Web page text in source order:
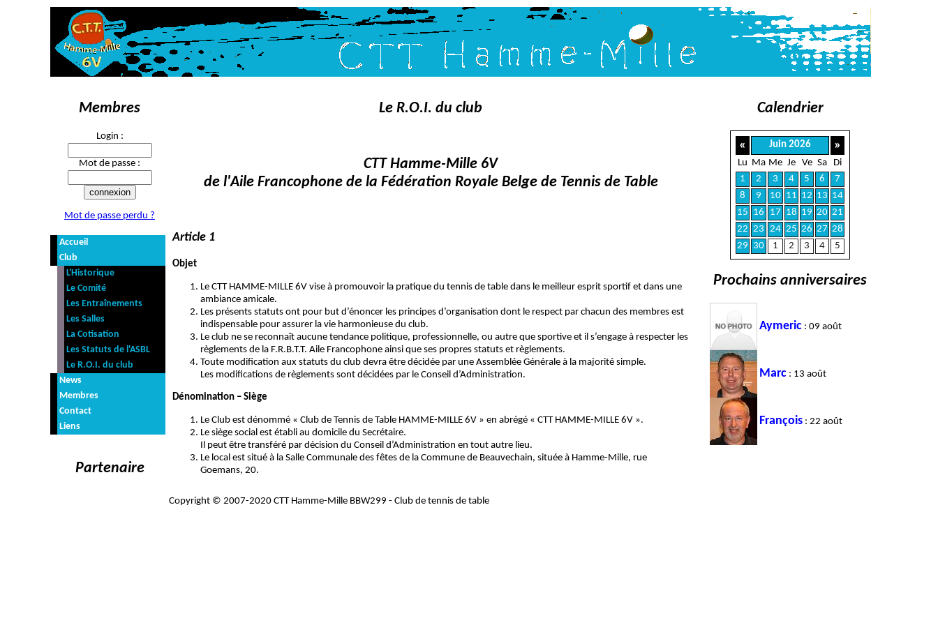
Membres
Login :
Mot de passe :
Mot de passe perdu ?
Accueil
Club
L'Historique
Le Comité
Les Entraînements
Les Salles
La Cotisation
Les Statuts de l'ASBL
Le R.O.I. du club
News
Membres
Contact
Liens
Partenaire
Calendrier
« Juin 2026 »
Lu Ma Me Je Ve Sa
Di
1
2 3 4 5 6
7
8
9 10 11 12 13 14
15 16 17 18 19 20 21
22 23 24 25 26 27 28
29 30 1 2 3 4 5
Prochains anniversaires
Aymeric : 09 août
Marc : 13 août
François : 22 août
Le R.O.I. du club
CTT Hamme-Mille 6V
de l'Aile Francophone de la Fédération Royale Belge de Tennis de Table
Article 1
Objet
Le CTT HAMME-MILLE 6V vise à promouvoir la pratique du tennis de table dans le meilleur esprit sportif et dans une
ambiance amicale.
Les présents statuts ont pour but d’énoncer les principes d’organisation dont le respect par chacun des membres est
indispensable pour assurer la vie harmonieuse du club.
Le club ne se reconnaît aucune tendance politique, professionnelle, ou autre que sportive et il s’engage à respecter les
règlements de la F.R.B.T.T. Aile Francophone ainsi que ses propres statuts et règlements.
Toute modification aux statuts du club devra être décidée par une Assemblée Générale à la majorité simple.
Les modifications de règlements sont décidées par le Conseil d’Administration.
Dénomination – Siège
Le Club est dénommé « Club de Tennis de Table HAMME-MILLE 6V » en abrégé « CTT HAMME-MILLE 6V ».
Le siège social est établi au domicile du Secrétaire.
Il peut être transféré par décision du Conseil d’Administration en tout autre lieu.
Le local est situé à la Salle Communale des fêtes de la Commune de Beauvechain, située à Hamme-Mille, rue
Goemans, 20.
Jusqu'à nouvel ordre, le siège social est situé à Hamme-Mille, rue Champ d'Oiseaux, 1.
Copyright © 2007-2020 CTT Hamme-Mille BBW299 - Club de tennis de table